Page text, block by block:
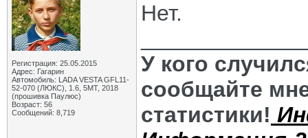
Регистрация: 25.05.2015
Адрес: Гагарин
Автомобиль: LADA VESTA GFL11-
52-070 (ЛЮКС), 1.6, 5МТ, 2018
(прошивка Паулюс)
Возраст: 56
Сообщений: 8,719
Нет.
У кого
сообщайте
статистики!